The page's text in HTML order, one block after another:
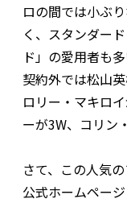
ロの間では小ぶ
く、スタンダー
ド」の愛用者も多
契約外では松山
ロリー・マキロ
ーが3W、コリン
さて、この人気
公式ホームペー